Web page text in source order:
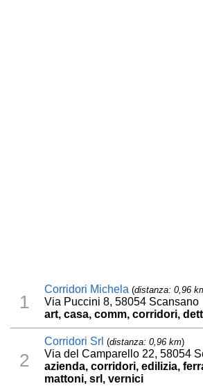
1
Corridori Michela (distanza: 0,96
Via Puccini 8, 58054 Scansano
art, casa, comm, corridori,
2
Corridori Srl (distanza: 0,96 km)
Via del Camparello 22, 58054
azienda, corridori, edilizia,
mattoni, srl, vernici